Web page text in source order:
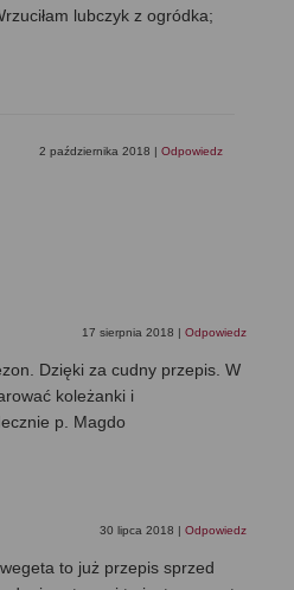
lubczyk z ogródka;
2 października 2018 | Odpowiedz
17 sierpnia 2018 | Odpowiedz
Dzięki za cudny przepis. W
koleżanki i
p. Magdo
30 lipca 2018 | Odpowiedz
to już przepis sprzed